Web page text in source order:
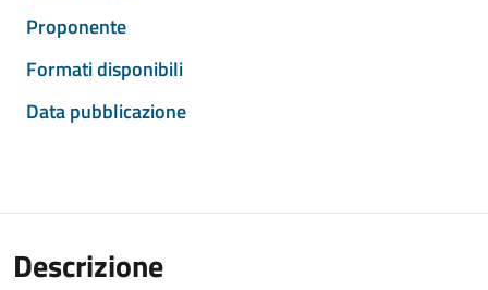
Proponente
Formati disponibili
Data pubblicazione
Descrizione